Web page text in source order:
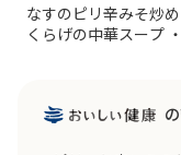
なすのピリ辛みそ炒
くらげの中華スープ